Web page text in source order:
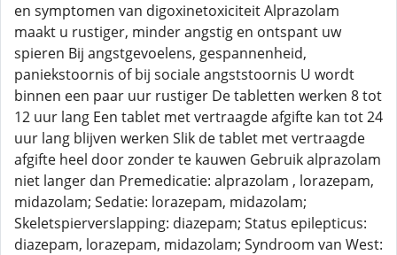
en symptomen van digoxinetoxiciteit Alprazolam
maakt u rustiger, minder angstig en ontspant uw
spieren Bij angstgevoelens, gespannenheid,
paniekstoornis of bij sociale angststoornis U wordt
binnen een paar uur rustiger De tabletten werken 8 tot
12 uur lang Een tablet met vertraagde afgifte kan tot 24
uur lang blijven werken Slik de tablet met vertraagde
afgifte heel door zonder te kauwen Gebruik alprazolam
niet langer dan Premedicatie: alprazolam , lorazepam,
midazolam; Sedatie: lorazepam, midazolam;
Skeletspierverslapping: diazepam; Status epilepticus:
diazepam, lorazepam, midazolam; Syndroom van West: